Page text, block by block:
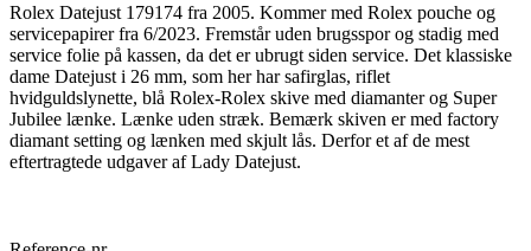
Rolex Datejust 179174 fra 2005. Kommer med Rolex pouche og
servicepapirer fra 6/2023. Fremstår uden brugsspor og stadig med
service folie på kassen, da det er ubrugt siden service. Det klassiske
dame Datejust i 26 mm, som her har safirglas, riflet
hvidguldslynette, blå Rolex-Rolex skive med diamanter og Super
Jubilee lænke. Lænke uden stræk. Bemærk skiven er med factory
diamant setting og lænken med skjult lås. Derfor et af de mest
eftertragtede udgaver af Lady Datejust.